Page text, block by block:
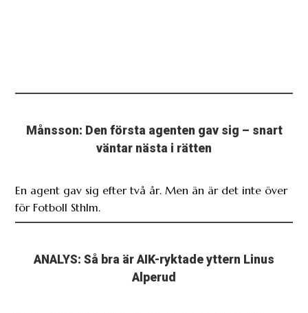
Månsson: Den första agenten gav sig – snart
väntar nästa i rätten
En agent gav sig efter två år. Men än är det inte över
för Fotboll Sthlm.
ANALYS: Så bra är AIK-ryktade yttern Linus
Alperud